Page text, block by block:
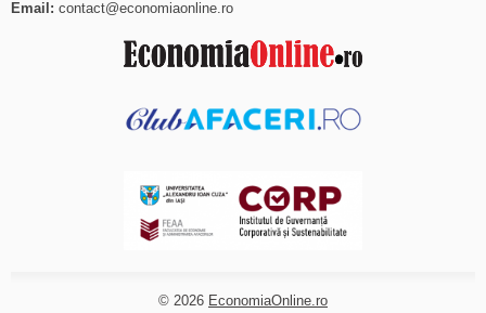
Email: contact@economiaonline.ro
© 2026 EconomiaOnline.ro